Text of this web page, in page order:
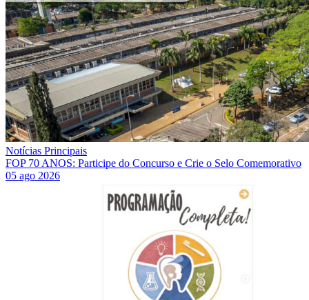
Notícias Principais
FOP 70 ANOS: Participe do Concurso e Crie o Selo Comemorativo
05 ago 2026